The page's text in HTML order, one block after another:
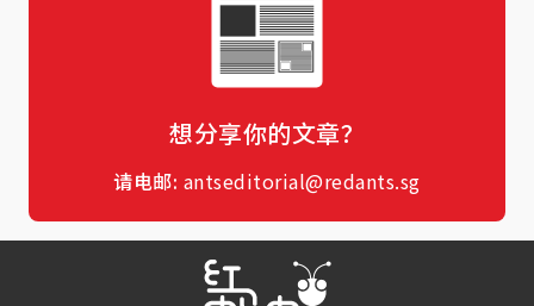
想分享你的文章？
请电邮: antseditorial@redants.sg